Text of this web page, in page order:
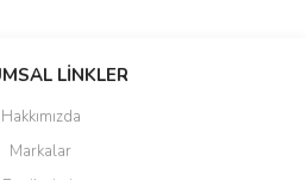
veya görüntülenemiyor.
LİNKLER
Hakkımızda
Markalar